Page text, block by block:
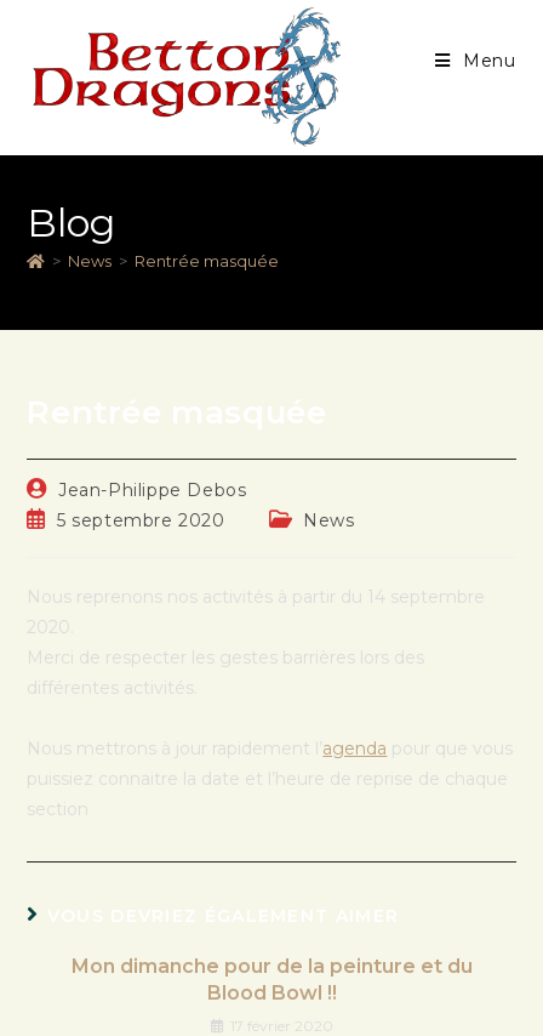
Menu
Blog
> News > Rentrée masquée
Jean-Philippe Debos
5 septembre 2020
News
Nous reprenons nos activités à partir du 14 septembre
2020.
Merci de respecter les gestes barrières lors des
différentes activités.
Nous mettrons à jour rapidement l’ agenda pour que vous
puissiez connaitre la date et l’heure de reprise de chaque
section
Mon dimanche pour de la peinture et du
Blood Bowl !!
17 février 2020